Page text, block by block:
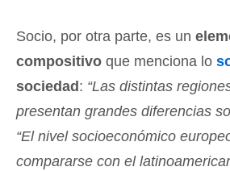
Socio, por otra parte, es un
compositivo que menciona lo
sociedad : “Las distintas
presentan grandes diferencias
“El nivel socioeconómico
compararse con el